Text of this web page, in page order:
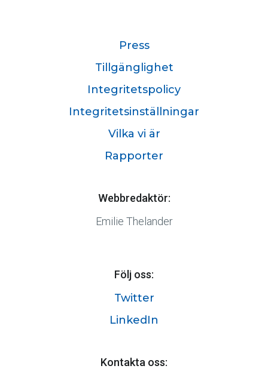
Kontakta oss:
Press
Tillgänglighet
Integritetspolicy
Integritetsinställningar
Vilka vi är
Rapporter
Webbredaktör:
Emilie Thelander
Följ oss:
Twitter
LinkedIn